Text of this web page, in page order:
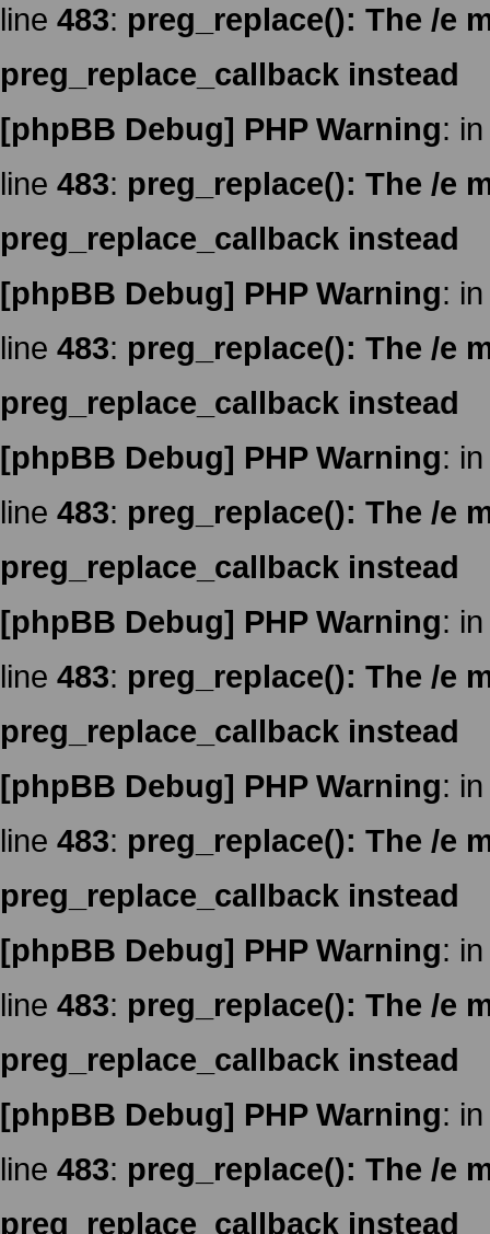
line 483: preg_replace(): The /e
preg_replace_callback instead
[phpBB Debug] PHP Warning:
line 483: preg_replace(): The /e
preg_replace_callback instead
[phpBB Debug] PHP Warning:
line 483: preg_replace(): The /e
preg_replace_callback instead
[phpBB Debug] PHP Warning:
line 483: preg_replace(): The /e
preg_replace_callback instead
[phpBB Debug] PHP Warning:
line 483: preg_replace(): The /e
preg_replace_callback instead
[phpBB Debug] PHP Warning:
line 483: preg_replace(): The /e
preg_replace_callback instead
[phpBB Debug] PHP Warning:
line 483: preg_replace(): The /e
preg_replace_callback instead
[phpBB Debug] PHP Warning:
line 483: preg_replace(): The /e
preg_replace_callback instead